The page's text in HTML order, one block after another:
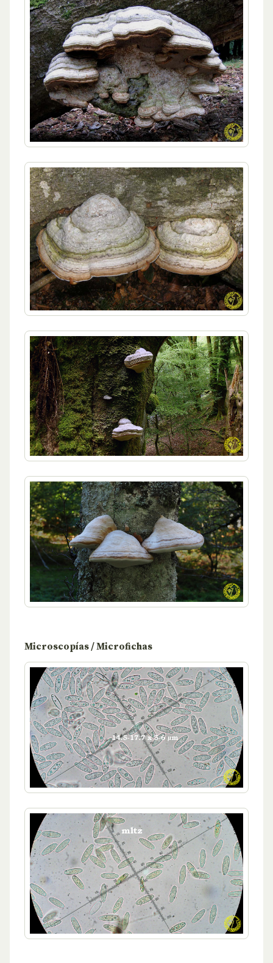
Microscopías / Microfichas